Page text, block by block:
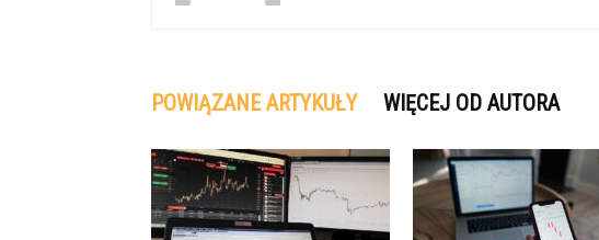
POWIĄZANE ARTYKUŁY WIĘCEJ OD AUTORA